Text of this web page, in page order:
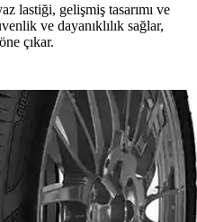
lastiği, gelişmiş tasarımı ve
ve dayanıklılık sağlar,
çıkar.